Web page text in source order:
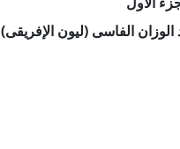
الفاسى (ليون الإفريقى)